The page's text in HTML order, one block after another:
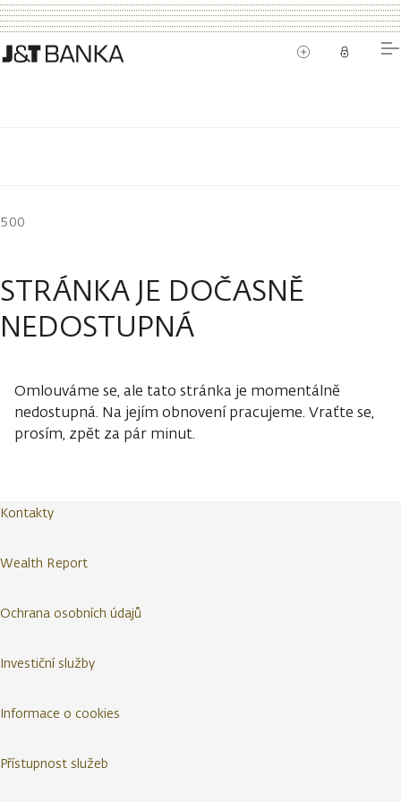
500
STRÁNKA JE DOČASNĚ
NEDOSTUPNÁ
Omlouváme se, ale tato stránka je momentálně
nedostupná. Na jejím obnovení pracujeme. Vraťte se,
prosím, zpět za pár minut.
Kontakty
Wealth Report
Ochrana osobních údajů
Investiční služby
Informace o cookies
Přístupnost služeb